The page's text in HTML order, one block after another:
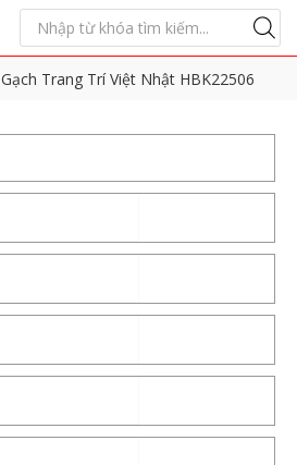
Gạch Trang Trí Việt Nhật HBK22506